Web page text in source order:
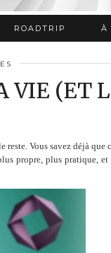
ROADTRIP À
VIE (ET
Vous savez déjà que
propre, plus pratique,